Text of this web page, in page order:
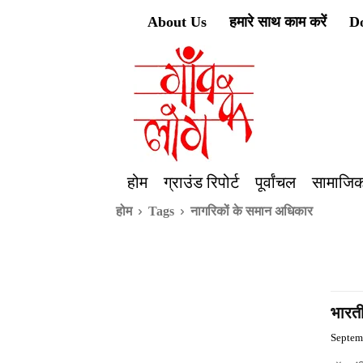
About Us हमारे साथ काम करें
होम ग्राउंड रिपोर्ट पूर्वांचल
होम Tags नागरिकों के समान अधिकार